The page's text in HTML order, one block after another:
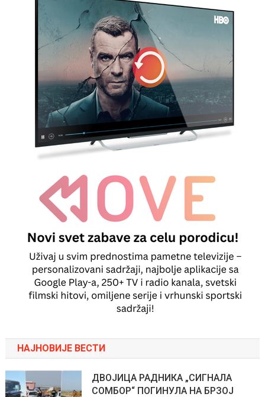
НАЈНОВИЈЕ ВЕСТИ
ДВОЈИЦА РАДНИКА „СИГНАЛА
СОМБОР“ ПОГИНУЛА НА БРЗОЈ